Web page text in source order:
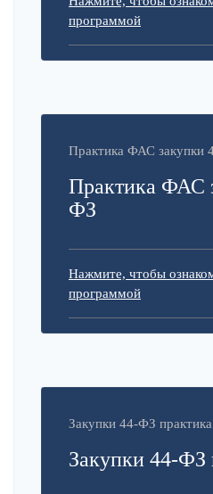
программой
Практика ФАС закупки
Практика ФАС
ФЗ
Нажмите, чтобы
программой
Закупки 44-ФЗ практика
Закупки 44-ФЗ